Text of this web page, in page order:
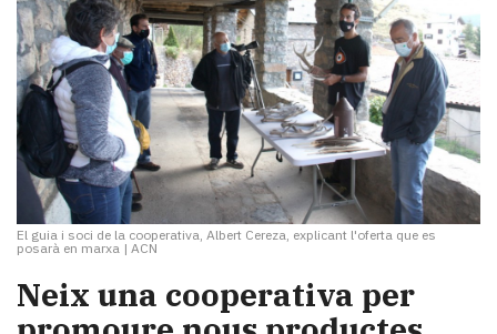
El guia i soci de la cooperativa, Albert Cereza, explicant l'oferta que es
posarà en marxa | ACN
Neix una cooperativa per